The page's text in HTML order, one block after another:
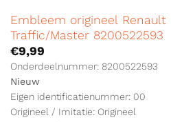
Embleem origineel Renault
Traffic/Master 8200522593
€9,99
Onderdeelnummer: 8200522593
Nieuw
Eigen identificatienummer: 00
Origineel / Imitatie: Origineel